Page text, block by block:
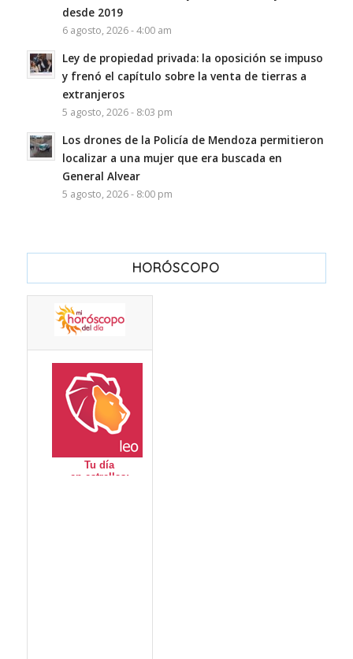
desde 2019
6 agosto, 2026 - 4:00 am
Ley de propiedad privada: la oposición se impuso
y frenó el capítulo sobre la venta de tierras a
extranjeros
5 agosto, 2026 - 8:03 pm
Los drones de la Policía de Mendoza permitieron
localizar a una mujer que era buscada en
General Alvear
5 agosto, 2026 - 8:00 pm
HORÓSCOPO